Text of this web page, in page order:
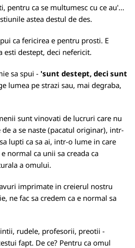
pentru ca se multumesc cu ce au'...
astea destul de des.
ca fericirea e pentru prosti. E
esti destept, deci nefericit.
sa spui - 'sunt destept, deci sunt
lumea pe strazi sau, mai degraba,
sunt vinovati de lucruri care nu
a se naste (pacatul originar), intr-
lupti ca sa ai, intr-o lume in care
normal ca unii sa creada ca
a omului.
imprimate in creierul nostru
ne fac sa credem ca e normal sa
rudele, profesorii, preotii -
fapt. De ce? Pentru ca omul